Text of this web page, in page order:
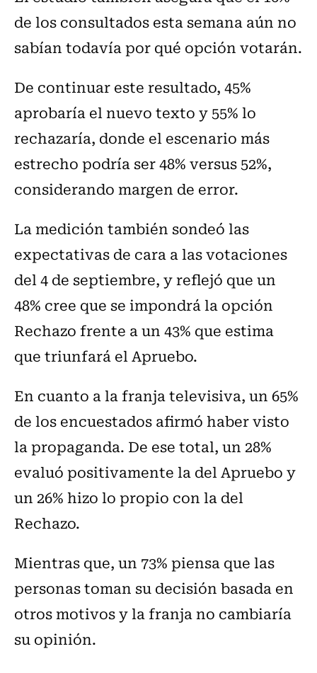
de los consultados esta semana aún no
sabían todavía por qué opción votarán.
De continuar este resultado, 45%
aprobaría el nuevo texto y 55% lo
rechazaría, donde el escenario más
estrecho podría ser 48% versus 52%,
considerando margen de error.
La medición también sondeó las
expectativas de cara a las votaciones
del 4 de septiembre, y reflejó que un
48% cree que se impondrá la opción
Rechazo frente a un 43% que estima
que triunfará el Apruebo.
En cuanto a la franja televisiva, un 65%
de los encuestados afirmó haber visto
la propaganda. De ese total, un 28%
evaluó positivamente la del Apruebo y
un 26% hizo lo propio con la del
Rechazo.
Mientras que, un 73% piensa que las
personas toman su decisión basada en
otros motivos y la franja no cambiaría
su opinión.